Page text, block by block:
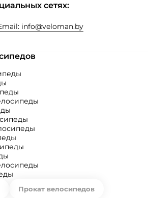
сетях:
info@veloman.by
Прокат велосипедов